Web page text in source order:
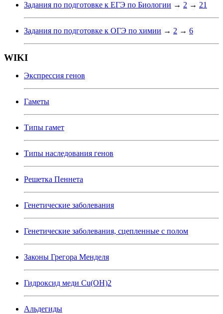
Задания по подготовке к ЕГЭ по Биологии → 2 → 21
Задания по подготовке к ОГЭ по химии → 2 → 6
WIKI
Экспрессия генов
Гаметы
Типы гамет
Типы наследования генов
Решетка Пеннета
Генетические заболевания
Генетические заболевания, сцепленные с полом
Законы Грегора Менделя
Гидроксид меди Cu(OH)2
Альдегиды